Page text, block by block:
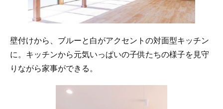
壁付けから、ブルーと白がアクセントの対面型キッチン
に。キッチンから元気いっぱいの子供たちの様子を見守
りながら家事ができる。